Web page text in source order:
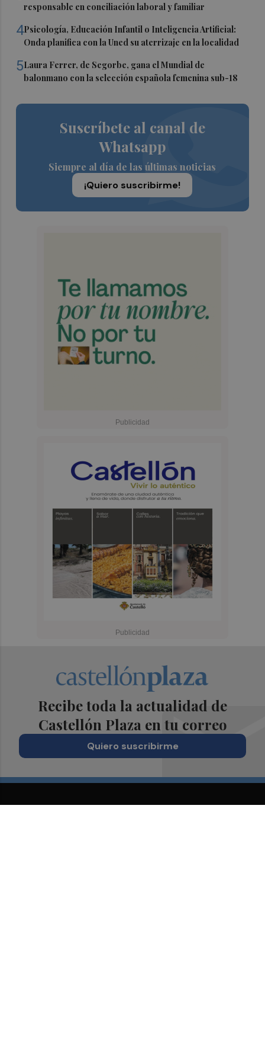
responsable en conciliación laboral y familiar
4Psicología, Educación Infantil o Inteligencia Artificial:
Onda planifica con la Uned su aterrizaje en la localidad
5Laura Ferrer, de Segorbe, gana el Mundial de
balonmano con la selección española femenina sub-18
Suscríbete al canal de
Whatsapp
Siempre al día de las últimas noticias
¡Quiero suscribirme!
Recibe toda la actualidad de
Castellón Plaza en tu correo
Quiero suscribirme